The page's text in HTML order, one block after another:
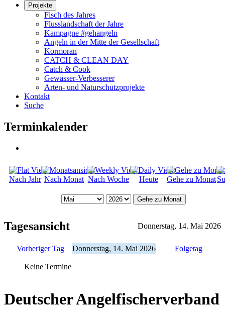
Projekte
Fisch des Jahres
Flusslandschaft der Jahre
Kampagne #gehangeln
Angeln in der Mitte der Gesellschaft
Kormoran
CATCH & CLEAN DAY
Catch & Cook
Gewässer-Verbesserer
Arten- und Naturschutzprojekte
Kontakt
Suche
Terminkalender
Nach Jahr Nach Monat Nach Woche Heute Gehe zu Monat
Gehe zu Monat
Tagesansicht Donnerstag, 14. Mai 2026
Vorheriger Tag Donnerstag, 14. Mai 2026 Folgetag
Keine Termine
Deutscher Angelfischerverband